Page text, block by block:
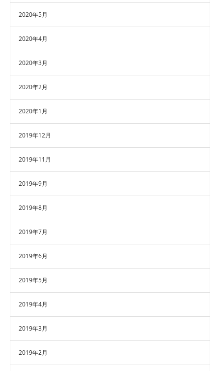
2020年5月
2020年4月
2020年3月
2020年2月
2020年1月
2019年12月
2019年11月
2019年9月
2019年8月
2019年7月
2019年6月
2019年5月
2019年4月
2019年3月
2019年2月